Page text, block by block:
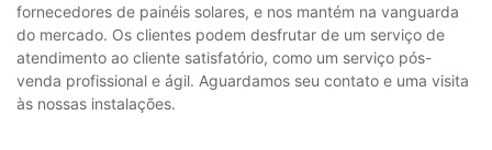
fornecedores de painéis solares, e nos mantém na vanguarda
do mercado. Os clientes podem desfrutar de um serviço de
atendimento ao cliente satisfatório, como um serviço pós-
venda profissional e ágil. Aguardamos seu contato e uma visita
às nossas instalações.